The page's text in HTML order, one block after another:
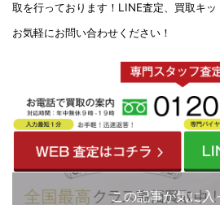
取を行っております！ LINE査定、買取キッ
お気軽にお問い合わせください！
この記事が気に入